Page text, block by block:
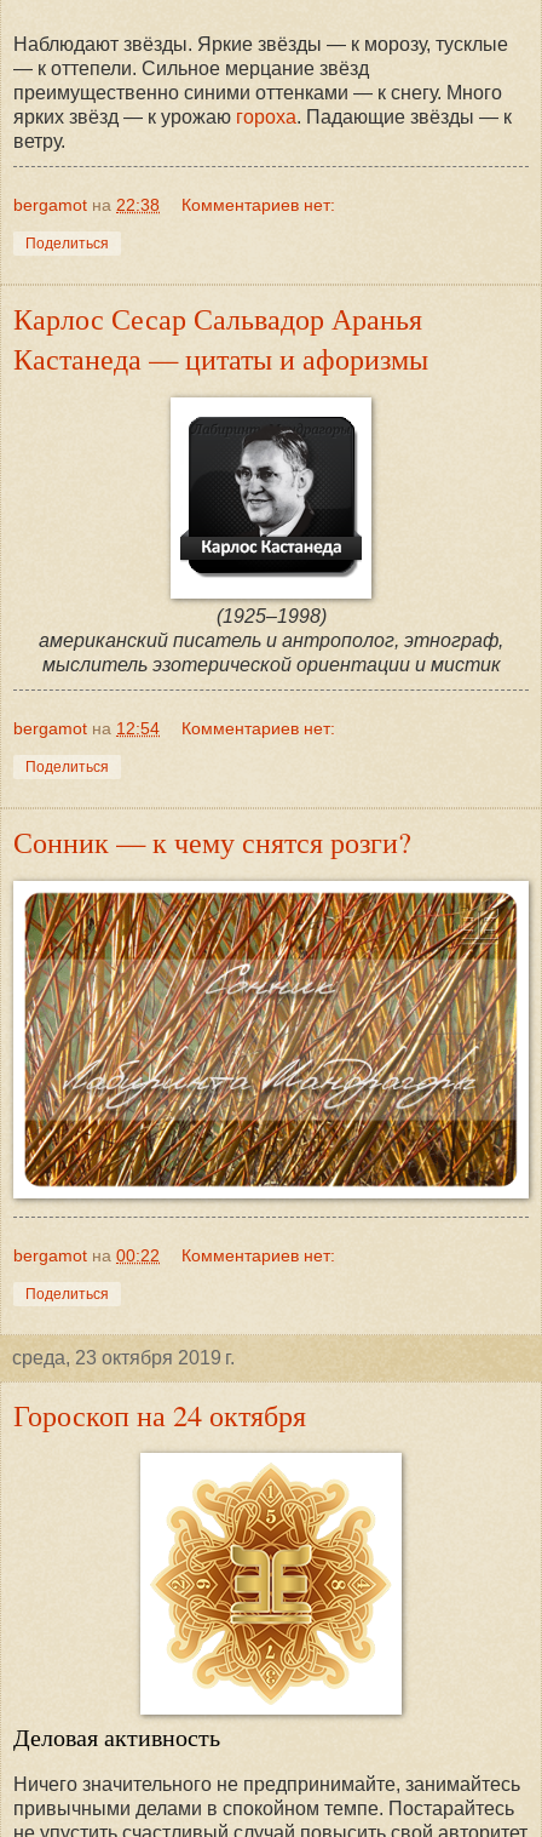
Наблюдают звёзды. Яркие звёзды — к морозу, тусклые
— к оттепели. Сильное мерцание звёзд
преимущественно синими оттенками — к снегу. Много
ярких звёзд — к урожаю гороха. Падающие звёзды — к
ветру.
bergamot на 22:38 Комментариев нет:
Поделиться
Карлос Сесар Сальвадор Аранья
Кастанеда — цитаты и афоризмы
(1925–1998)
американский писатель и антрополог, этнограф,
мыслитель эзотерической ориентации и мистик
bergamot на 12:54 Комментариев нет:
Поделиться
Сонник — к чему снятся розги?
bergamot на 00:22 Комментариев нет:
Поделиться
среда, 23 октября 2019 г.
Гороскоп на 24 октября
Деловая активность
Ничего значительного не предпринимайте, занимайтесь
привычными делами в спокойном темпе. Постарайтесь